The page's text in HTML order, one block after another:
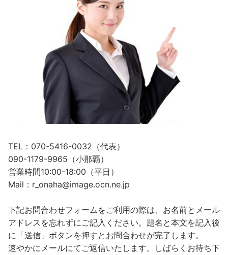
TEL：070-5416-0032（代表）
090-1179-9965（小那覇）
営業時間10:00-18:00（平日）
Mail：r_onaha@image.ocn.ne.jp
下記お問合わせフォームをご利用の際は、お名前とメール
アドレスを忘れずにご記入ください。題名と本文を記入後
に「送信」ボタンを押すとお問合わせが完了します。
速やかにメールにてご返信いたします。しばらくお待ち下